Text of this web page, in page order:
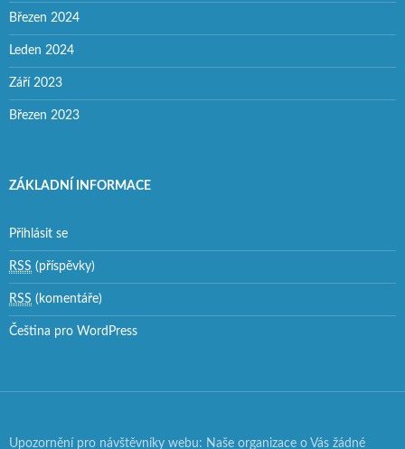
Březen 2024
Leden 2024
Září 2023
Březen 2023
ZÁKLADNÍ INFORMACE
Přihlásit se
RSS (příspěvky)
RSS (komentáře)
Čeština pro WordPress
Upozornění pro návštěvníky webu: Naše organizace o Vás žádné